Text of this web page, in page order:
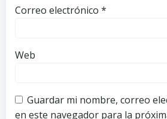
Correo electrónico *
Web
Guardar mi nombre, correo
en este navegador para la